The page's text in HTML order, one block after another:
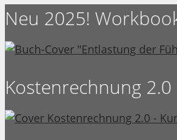
Neu 2025!
Kostenrechnung